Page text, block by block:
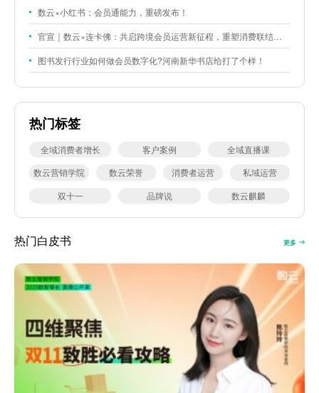
数云×小红书：会员通能力，重磅发布！
官宣｜数云×连卡佛：共启跨境会员运营新征程，重塑消费联结新体验
图书发行行业如何做会员数字化?河南新华书店给打了个样！
热门标签
全域消费者增长 客户案例
全域直播课
数云营销学院
数云荣誉 消费者运营
私域运营
双十一
品牌说 数云麒麟
热门白皮书 更多